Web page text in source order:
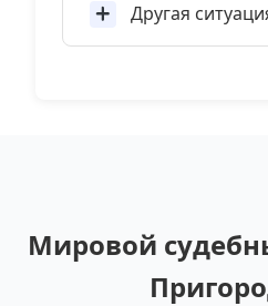
Другая
Мировой